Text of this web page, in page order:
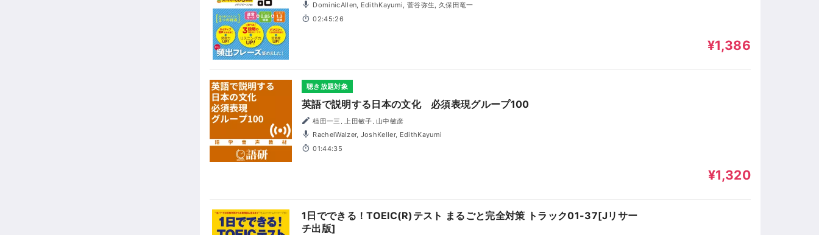
DominicAllen, EdithKayumi, 菅谷弥生, 久保田竜一
02:45:26
¥1,386
聴き放題対象
英語で説明する日本の文化 必須表現グループ100
植田一三, 上田敏子, 山中敏彦
RachelWalzer, JoshKeller, EdithKayumi
01:44:35
¥1,320
1日でできる！TOEIC(R)テスト まるごと完全対策 トラック01-37[Jリサー
チ出版]